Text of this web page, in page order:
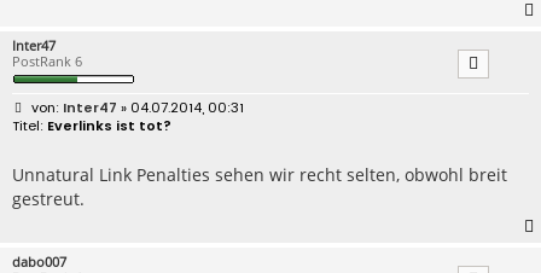
Inter47
PostRank 6
B
e
r
a
g
Inter47 » 04.07.2014, 00:31
Everlinks ist tot?
Unnatural Link Penalties sehen wir recht selten, obwohl breit
gestreut.
dabo007